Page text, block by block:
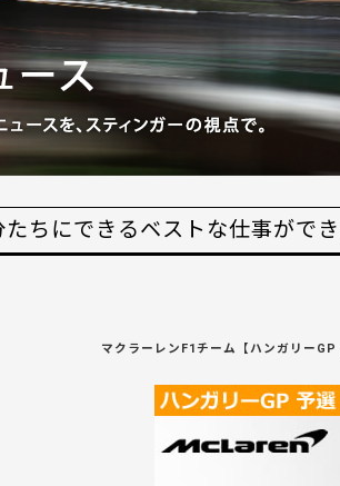
たちにできるベストな仕事がで
マクラーレンF1チーム【ハンガリー